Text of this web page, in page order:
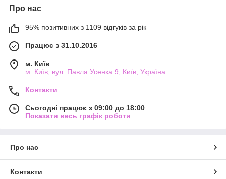
Про нас
95% позитивних з 1109 відгуків за рік
Працює з 31.10.2016
м. Київ
м. Київ, вул. Павла Усенка 9, Київ, Україна
Контакти
Сьогодні працює з 09:00 до 18:00
Показати весь графік роботи
Про нас
Контакти